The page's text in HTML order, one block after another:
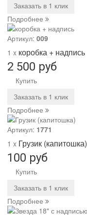
Заказать в 1 клик
Подробнее
Артикул: 009
1 x коробка + надпись
2 500 руб
Купить
Заказать в 1 клик
Подробнее
Артикул: 1771
1 x Грузик (капитошка)
100 руб
Купить
Заказать в 1 клик
Подробнее